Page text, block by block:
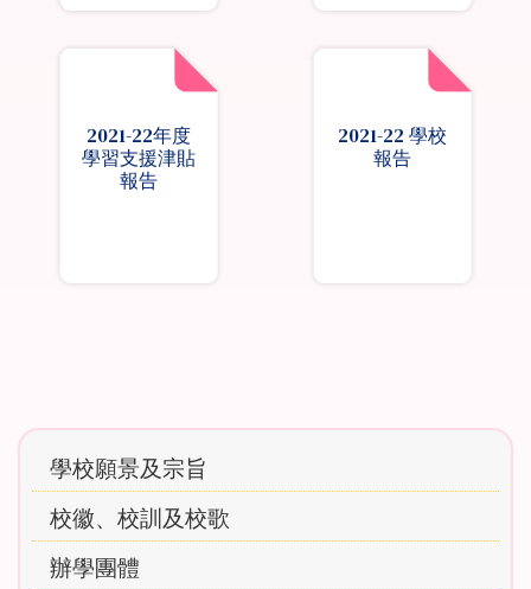
2021-22年度
學習支援津貼
報告
2021-22 學校
報告
Main
navigation
學校願景及宗旨
校徽、校訓及校歌
辦學團體